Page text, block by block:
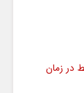
در زمان